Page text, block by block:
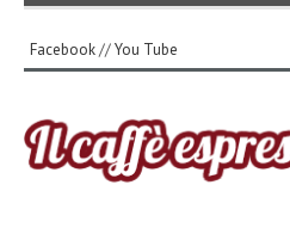
Facebook//You Tube